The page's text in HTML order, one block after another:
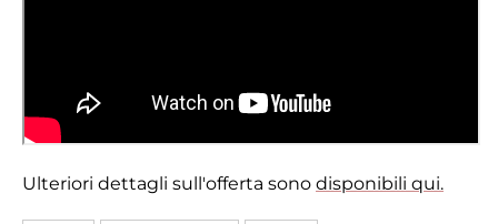
Ulteriori dettagli sull'offerta sono disponibili qui.